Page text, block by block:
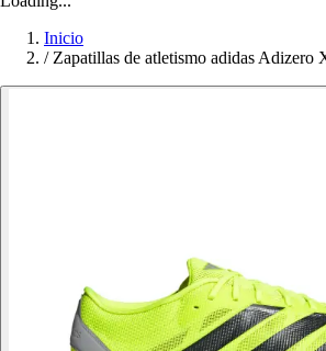
Inicio
/ Zapatillas de atletismo adidas Adizero